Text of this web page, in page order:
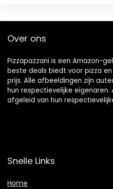
Over ons
Pizzapazzani is een Amazon-
beste deals biedt voor pizza
prijs. Alle afbeeldingen zijn
hun respectievelijke eigenaren.
afgeleid van hun
Snelle Links
Home